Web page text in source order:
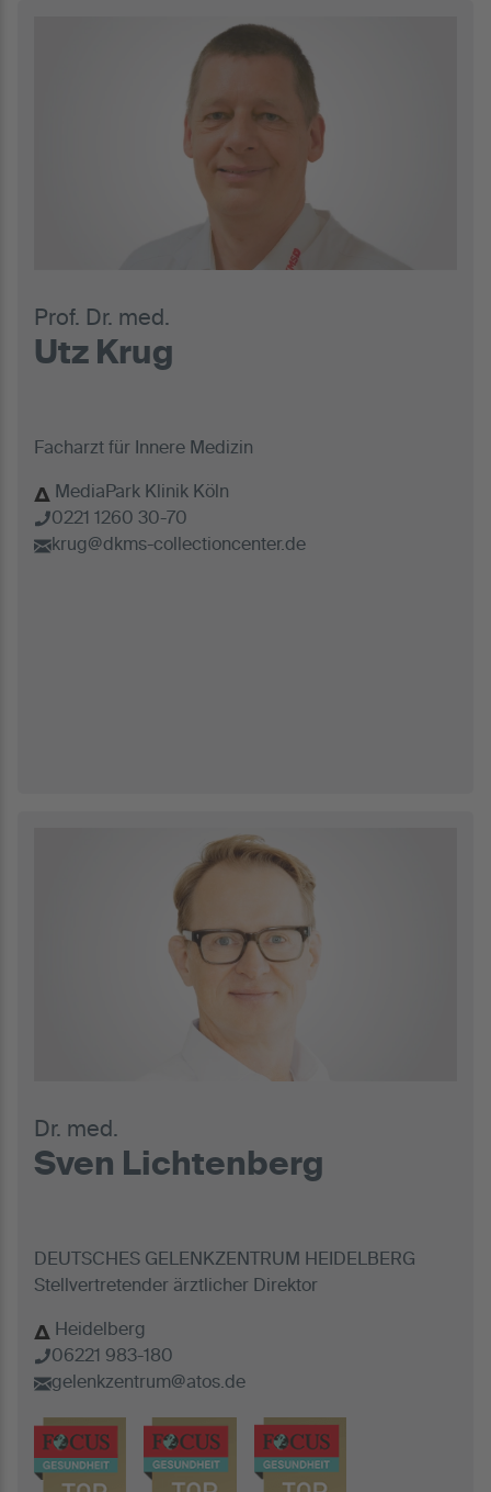
Prof. Dr. med.
Utz Krug
Facharzt für Innere Medizin
MediaPark Klinik Köln
0221 1260 30-70
krug@dkms-collectioncenter.de
Dr. med.
Sven Lichtenberg
DEUTSCHES GELENKZENTRUM HEIDELBERG
Stellvertretender ärztlicher Direktor
Heidelberg
06221 983-180
gelenkzentrum@atos.de